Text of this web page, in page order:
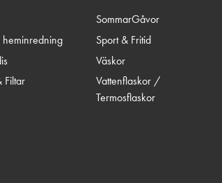
heminredning
Filtar
SommarGåvor
Sport & Fritid
Väskor
Vattenflaskor /
Termosflaskor